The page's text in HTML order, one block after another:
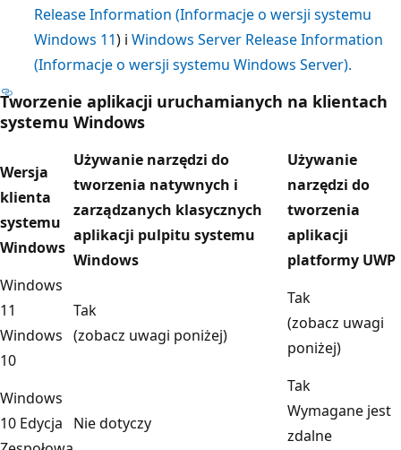
Release Information (Informacje o wersji systemu
Windows 11) i Windows Server Release Information
(Informacje o wersji systemu Windows Server).
Tworzenie aplikacji uruchamianych na klientach
systemu Windows
Wersja
klienta
systemu
Windows
Używanie narzędzi do
tworzenia natywnych i
zarządzanych klasycznych
aplikacji pulpitu systemu
Windows
Używanie
narzędzi do
tworzenia
aplikacji
platformy UWP
Windows
11
Windows
10
Tak
(zobacz uwagi poniżej)
Tak
(zobacz uwagi
poniżej)
Windows
10 Edycja
Nie dotyczy
Tak
Wymagane jest
zdalne